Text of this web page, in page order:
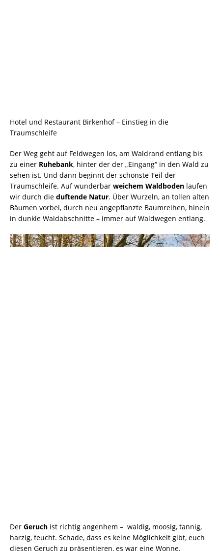
Hotel und Restaurant Birkenhof – Einstieg in die
Traumschleife
Der Weg geht auf Feldwegen los, am Waldrand entlang bis
zu einer Ruhebank, hinter der der „Eingang“ in den Wald zu
sehen ist. Und dann beginnt der schönste Teil der
Traumschleife. Auf wunderbar weichem Waldboden laufen
wir durch die duftende Natur. Über Wurzeln, an tollen alten
Bäumen vorbei, durch neu angepflanzte Baumreihen, hinein
in dunkle Waldabschnitte – immer auf Waldwegen entlang.
Der Geruch ist richtig angenhem – waldig, moosig, tannig,
harzig, feucht. Schade, dass es keine Möglichkeit gibt, euch
diesen Geruch zu präsentieren, es war eine Wonne.